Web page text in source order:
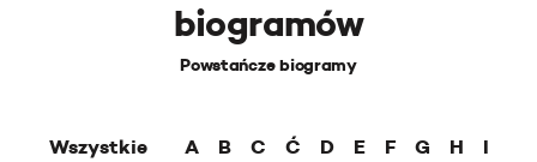
biogramów
Powstańcze biogramy
Wszystkie A B C Ć D E F G H
I